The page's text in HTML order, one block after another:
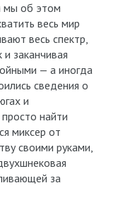
мы об этом
весь мир
весь спектр,
заканчивая
— а иногда
сведения о
и
найти
миксер от
своими руками,
за